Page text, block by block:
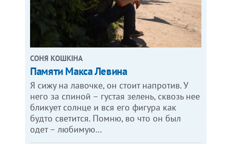
СОНЯ КОШКІНА
Памяти Макса Левина
Я сижу на лавочке, он стоит напротив. У
него за спиной – густая зелень, сквозь нее
бликует солнце и вся его фигура как
будто светится. Помню, во что он был
одет – любимую…